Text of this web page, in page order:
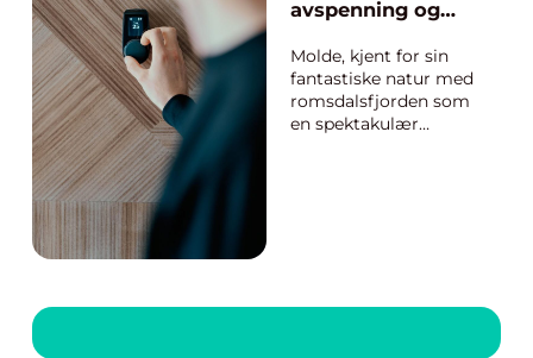
et sikkert valg for
kom...
avspenning og
Molde, kjent for sin
fantastiske natur med
romsdalsfjorden som
en spektakulær
badstue i Molde en